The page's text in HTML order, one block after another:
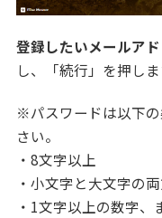
登録したいメールア
し、「続行」を押しま
※パスワードは以下
さい。
・8文字以上
・小文字と大文字の
・1文字以上の数字、